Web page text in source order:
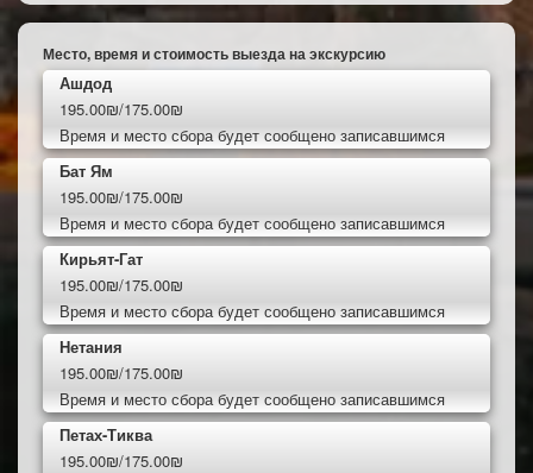
Место, время и стоимость выезда на экскурсию
Ашдод
195.00₪/175.00₪
Время и место сбора будет сообщено записавшимся
Бат Ям
195.00₪/175.00₪
Время и место сбора будет сообщено записавшимся
Кирьят-Гат
195.00₪/175.00₪
Время и место сбора будет сообщено записавшимся
Нетания
195.00₪/175.00₪
Время и место сбора будет сообщено записавшимся
Петах-Тиква
195.00₪/175.00₪